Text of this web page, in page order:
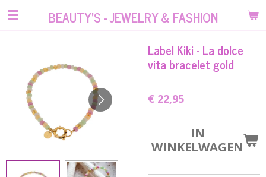
Ga
hoofdinhoud
BEAUTY'S - JEWELRY & FASHION
Label Kiki - La dolce
vita bracelet gold
€ 22,95
IN
WINKELWAGEN